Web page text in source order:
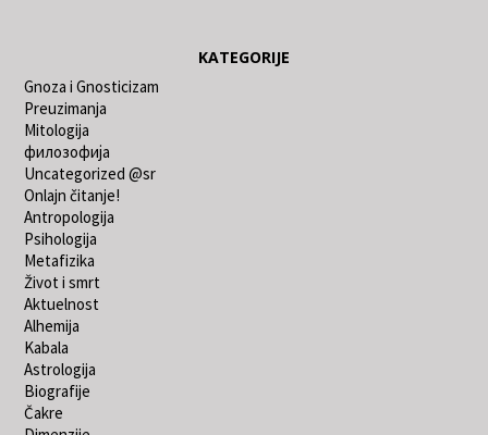
KATEGORIJE
Gnoza i Gnosticizam
Preuzimanja
Mitologija
филозофија
Uncategorized @sr
Onlajn čitanje!
Antropologija
Psihologija
Metafizika
Život i smrt
Aktuelnost
Alhemija
Kabala
Astrologija
Biografije
Čakre